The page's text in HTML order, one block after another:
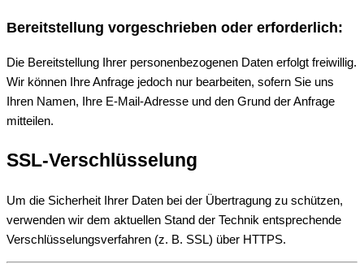
Bereitstellung vorgeschrieben oder erforderlich:
Die Bereitstellung Ihrer personenbezogenen Daten erfolgt freiwillig.
Wir können Ihre Anfrage jedoch nur bearbeiten, sofern Sie uns
Ihren Namen, Ihre E-Mail-Adresse und den Grund der Anfrage
mitteilen.
SSL-Verschlüsselung
Um die Sicherheit Ihrer Daten bei der Übertragung zu schützen,
verwenden wir dem aktuellen Stand der Technik entsprechende
Verschlüsselungsverfahren (z. B. SSL) über HTTPS.